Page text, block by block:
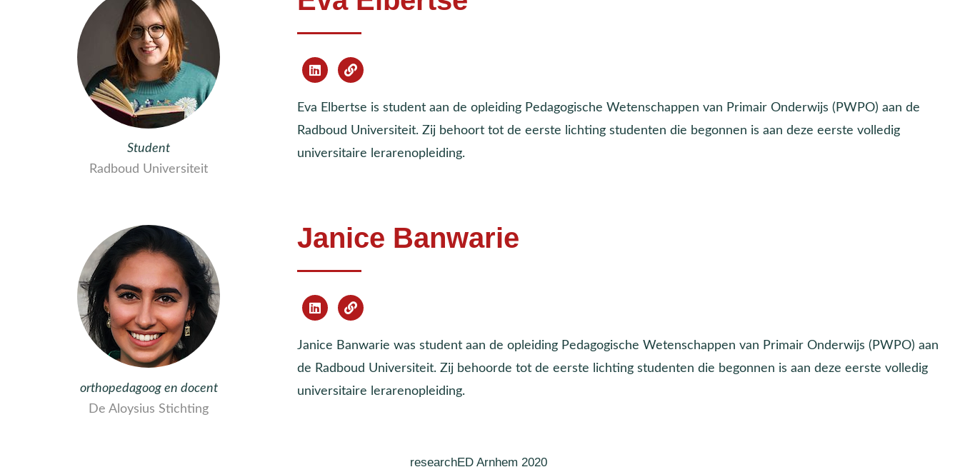
Student
Radboud Universiteit
Eva Elbertse is student aan de opleiding Pedagogische Wetenschappen van Primair Onderwijs (PWPO) aan de
Radboud Universiteit. Zij behoort tot de eerste lichting studenten die begonnen is aan deze eerste volledig
universitaire lerarenopleiding.
orthopedagoog en docent
De Aloysius Stichting
Janice Banwarie
Janice Banwarie was student aan de opleiding Pedagogische Wetenschappen van Primair Onderwijs (PWPO) aan
de Radboud Universiteit. Zij behoorde tot de eerste lichting studenten die begonnen is aan deze eerste volledig
universitaire lerarenopleiding.
researchED Arnhem 2020